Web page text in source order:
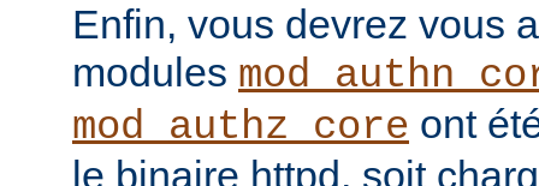
Enfin, vous devrez vous
modules
mod_authz_core ont
le binaire httpd, soit